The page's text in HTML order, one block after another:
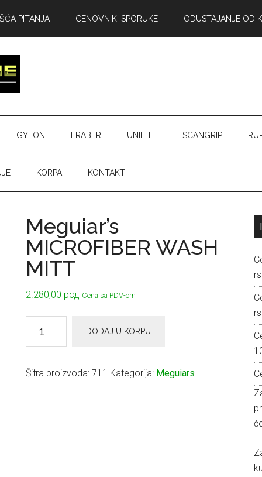
PITANJA CENOVNIK ISPORUKE ODUSTAJANJE OD
GYEON FRABER UNILITE SCANGRIP
KORPA KONTAKT
Meguiar’s
MICROFIBER WASH
MITT
2.280,00 рсд Cena sa PDV-om
MICROFIBER
MITT
DODAJ U KORPU
Šifra proizvoda: 711 Kategorija: Meguiars